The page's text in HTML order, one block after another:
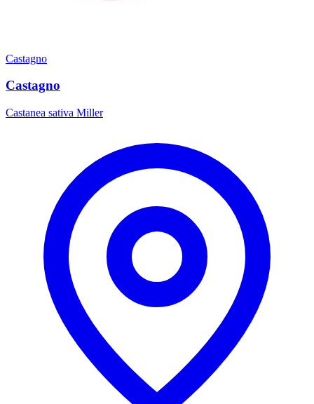
Castagno
Castagno
Castanea sativa Miller